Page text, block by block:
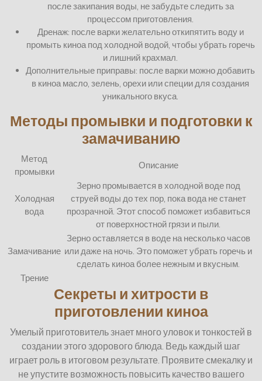
после закипания воды, не забудьте следить за
процессом приготовления.
Дренаж: после варки желательно откипятить воду и
промыть киноа под холодной водой, чтобы убрать горечь
и лишний крахмал.
Дополнительные приправы: после варки можно добавить
в киноа масло, зелень, орехи или специи для создания
уникального вкуса.
Методы промывки и подготовки к
замачиванию
Метод
промывки
Описание
Холодная
вода
Зерно промывается в холодной воде под
струей воды до тех пор, пока вода не станет
прозрачной. Этот способ поможет избавиться
от поверхностной грязи и пыли.
Замачивание
Зерно оставляется в воде на несколько часов
или даже на ночь. Это поможет убрать горечь и
сделать киноа более нежным и вкусным.
Трение
Секреты и хитрости в
приготовлении киноа
Умелый приготовитель знает много уловок и тонкостей в
создании этого здорового блюда. Ведь каждый шаг
играет роль в итоговом результате. Проявите смекалку и
не упустите возможность повысить качество вашего